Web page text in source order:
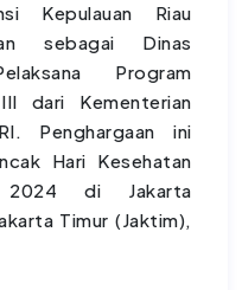
Kepulauan Riau
sebagai Dinas
Program
dari Kementerian
Penghargaan ini
Hari Kesehatan
2024 di Jakarta
Timur (Jaktim),